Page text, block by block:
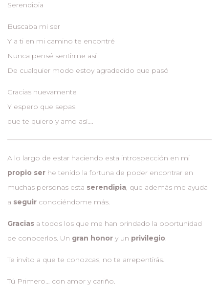
Serendipia
Buscaba mi ser
Y a ti en mi camino te encontré
Nunca pensé sentirme así
De cualquier modo estoy agradecido que pasó
Gracias nuevamente
Y espero que sepas
que te quiero y amo así….
A lo largo de estar haciendo esta introspección en mi
propio ser he tenido la fortuna de poder encontrar en
muchas personas esta serendipia, que además me ayuda
a seguir conociéndome más.
Gracias a todos los que me han brindado la oportunidad
de conocerlos. Un gran honor y un privilegio.
Te invito a que te conozcas, no te arrepentirás.
Tú Primero… con amor y cariño.